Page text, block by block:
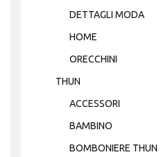
DETTAGLI MODA
HOME
ORECCHINI
THUN
ACCESSORI
BAMBINO
BOMBONIERE THUN